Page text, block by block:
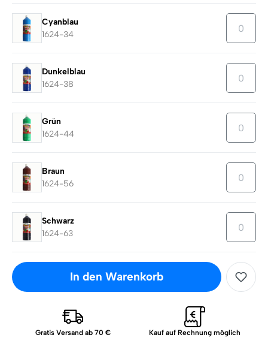
Cyanblau
1624-34
Dunkelblau
1624-38
Grün
1624-44
Braun
1624-56
Schwarz
1624-63
In den Warenkorb
Gratis Versand ab 70 € Kauf auf Rechnung möglich